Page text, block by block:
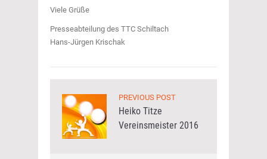
Viele Grüße
Presseabteilung des TTC Schiltach
Hans-Jürgen Krischak
PREVIOUS POST
Heiko Titze
Vereinsmeister 2016